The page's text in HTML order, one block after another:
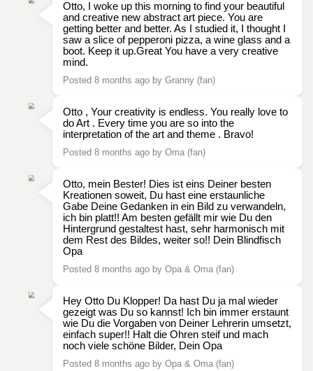
Otto, I woke up this morning to find your beautiful
and creative new abstract art piece. You are
getting better and better. As I studied it, I thought I
saw a slice of pepperoni pizza, a wine glass and a
boot. Keep it up.Great You have a very creative
mind.
Posted 8 months ago by Granny (fan)
Otto , Your creativity is endless. You really love to
do Art . Every time you are so into the
interpretation of the art and theme . Bravo!
Posted 8 months ago by Oma (fan)
Otto, mein Bester! Dies ist eins Deiner besten
Kreationen soweit, Du hast eine erstaunliche
Gabe Deine Gedanken in ein Bild zu verwandeln,
ich bin platt!! Am besten gefällt mir wie Du den
Hintergrund gestaltest hast, sehr harmonisch mit
dem Rest des Bildes, weiter so!! Dein Blindfisch
Opa
Posted 8 months ago by Opa & Oma (fan)
Hey Otto Du Klopper! Da hast Du ja mal wieder
gezeigt was Du so kannst! Ich bin immer erstaunt
wie Du die Vorgaben von Deiner Lehrerin umsetzt,
einfach super!! Halt die Ohren steif und mach
noch viele schöne Bilder, Dein Opa
Posted 8 months ago by Opa & Oma (fan)